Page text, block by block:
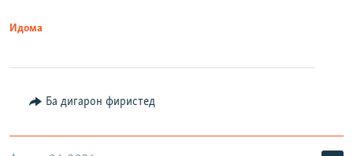
Идома
Ба дигарон фиристед